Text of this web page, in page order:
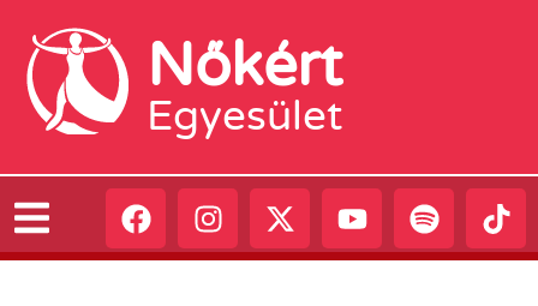
Nőkért
Egyesület